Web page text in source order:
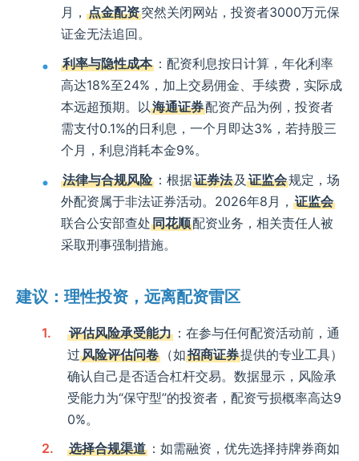
月， 点金配资突然关闭网站，投资者3000万元保
证金无法追回。
利率与隐性成本 ：配资利息按日计算，年化利率
高达18%至24%，加上交易佣金、手续费，实际成
本远超预期。以 海通证券配资产品为例，投资者
需支付0.1%的日利息，一个月即达3%，若持股三
个月，利息消耗本金9%。
法律与合规风险 ：根据证券法 及 证监会规定，场
外配资属于非法证券活动。2026年8月， 证监会
联合公安部查处同花顺配资业务，相关责任人被
采取刑事强制措施。
建议：理性投资，远离配资雷区
评估风险承受能力 ：在参与任何配资活动前，通
过风险评估问卷 （如招商证券提供的专业工具）
确认自己是否适合杠杆交易。数据显示，风险承
受能力为“保守型”的投资者，配资亏损概率高达9
0%。
选择合规渠道 ：如需融资，优先选择持牌券商如